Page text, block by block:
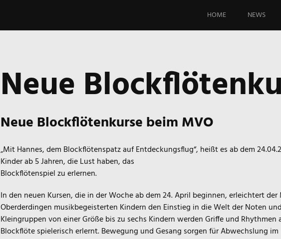
zum
HOME NEWS
Neue
Neue Blockflötenkurse beim MVO
„Mit Hannes, dem Blockflötenspatz auf Entdeckungsflug“, heißt es ab dem
Kinder ab 5 Jahren, die Lust haben, das
Blockflötenspiel zu erlernen.
In den neuen Kursen, die in der Woche ab dem 24. April beginnen, erleichtert der
Oberderdingen musikbegeisterten Kindern den Einstieg in die Welt der Noten
Kleingruppen von einer Größe bis zu sechs Kindern werden Griffe und Rhythmen
Blockflöte spielerisch erlernt. Bewegung und Gesang sorgen für Abwechslung im